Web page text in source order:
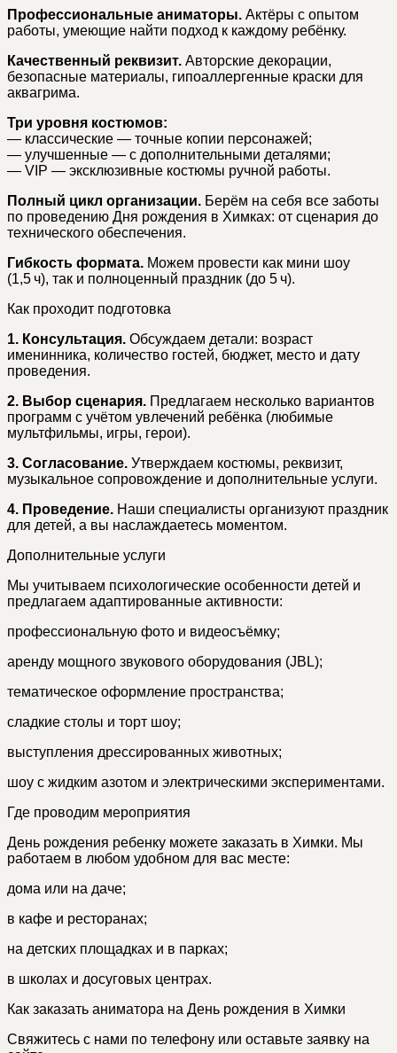
Профессиональные аниматоры. Актёры с опытом
работы, умеющие найти подход к каждому ребёнку.
Качественный реквизит. Авторские декорации,
безопасные материалы, гипоаллергенные краски для
аквагрима.
Три уровня костюмов:
— классические — точные копии персонажей;
— улучшенные — с дополнительными деталями;
— VIP — эксклюзивные костюмы ручной работы.
Полный цикл организации. Берём на себя все заботы
по проведению Дня рождения в Химках: от сценария до
технического обеспечения.
Гибкость формата. Можем провести как мини шоу
(1,5 ч), так и полноценный праздник (до 5 ч).
Как проходит подготовка
1. Консультация. Обсуждаем детали: возраст
именинника, количество гостей, бюджет, место и дату
проведения.
2. Выбор сценария. Предлагаем несколько вариантов
программ с учётом увлечений ребёнка (любимые
мультфильмы, игры, герои).
3. Согласование. Утверждаем костюмы, реквизит,
музыкальное сопровождение и дополнительные услуги.
4. Проведение. Наши специалисты организуют праздник
для детей, а вы наслаждаетесь моментом.
Дополнительные услуги
Мы учитываем психологические особенности детей и
предлагаем адаптированные активности:
профессиональную фото и видеосъёмку;
аренду мощного звукового оборудования (JBL);
тематическое оформление пространства;
сладкие столы и торт шоу;
выступления дрессированных животных;
шоу с жидким азотом и электрическими экспериментами.
Где проводим мероприятия
День рождения ребенку можете заказать в Химки. Мы
работаем в любом удобном для вас месте:
дома или на даче;
в кафе и ресторанах;
на детских площадках и в парках;
в школах и досуговых центрах.
Как заказать аниматора на День рождения в Химки
Свяжитесь с нами по телефону или оставьте заявку на